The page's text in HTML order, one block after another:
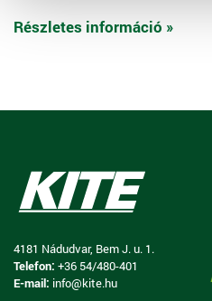
Részletes információ »
4181 Nádudvar, Bem J. u. 1.
Telefon: +36 54/480-401
E-mail: info@kite.hu